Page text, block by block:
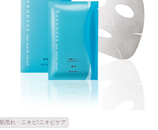
肌荒れ・ニキビ/ニキビケア